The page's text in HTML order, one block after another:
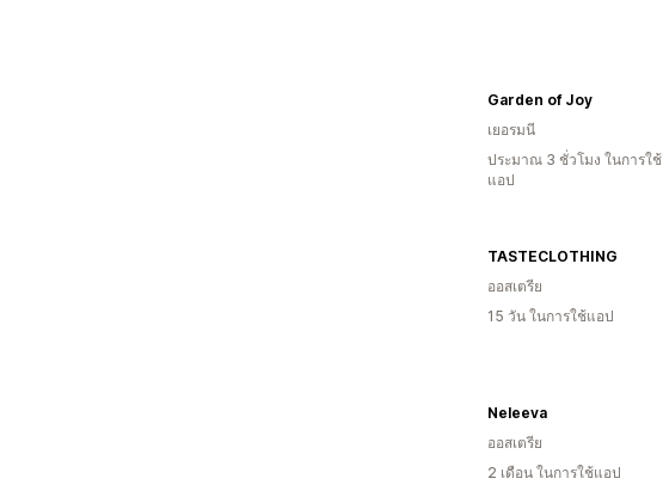
Garden of Joy
เยอรมนี
ประมาณ 3 ชั่วโมง ในการใช้
แอป
TASTECLOTHING
ออสเตรีย
15 วัน ในการใช้แอป
Neleeva
ออสเตรีย
2 เดือน ในการใช้แอป